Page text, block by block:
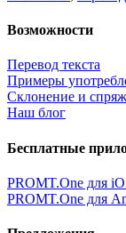
Возможности
Перевод текста
Примеры
Склонение и
Наш блог
Бесплатные
PROMT.One для
PROMT.One для